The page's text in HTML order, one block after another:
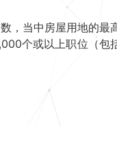
，当中房屋用地的
个或以上职位（